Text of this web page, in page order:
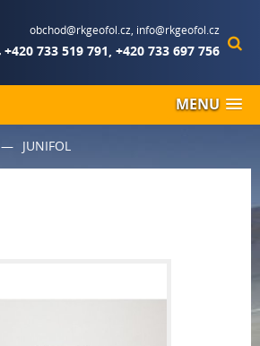
obchod@rkgeofol.cz info@rkgeofol.cz
+420 733 519 791, +420 733 697 756
MENU
— JUNIFOL